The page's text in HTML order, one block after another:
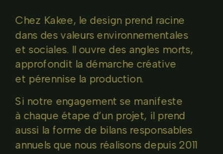
Chez Kakee, le design prend racine
dans des valeurs environnementales
et sociales. Il ouvre des angles morts,
approfondit la démarche créative
et pérennise la production.
Si notre engagement se manifeste
à chaque étape d’un projet, il prend
aussi la forme de bilans responsables
annuels que nous réalisons depuis 2011